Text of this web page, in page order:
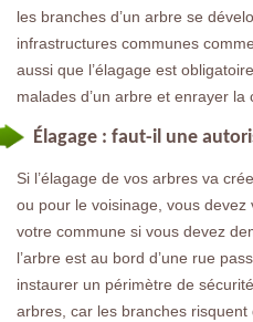
les branches d’un arbre se
infrastructures communes
aussi que l’élagage est
malades d’un arbre et enrayer la
Élagage : faut-il une
Si l’élagage de vos arbres va
ou pour le voisinage, vous
votre commune si vous devez
l’arbre est au bord d’une rue
instaurer un périmètre de
arbres, car les branches risquent